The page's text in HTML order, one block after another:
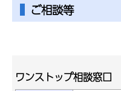
ご相談等
ワンストップ相談窓口